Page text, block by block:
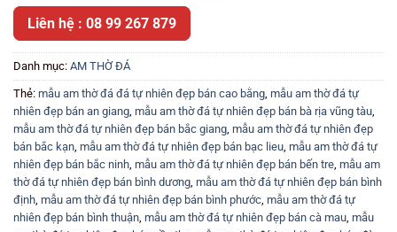
Liên hệ : 08 99 267 879
Danh mục: AM THỜ ĐÁ
Thẻ: mẫu am thờ đá đá tự nhiên đẹp bán cao bằng, mẫu am thờ đá tự
nhiên đẹp bán an giang, mẫu am thờ đá tự nhiên đẹp bán bà rịa vũng tàu,
mẫu am thờ đá tự nhiên đẹp bán bắc giang, mẫu am thờ đá tự nhiên đẹp
bán bắc kạn, mẫu am thờ đá tự nhiên đẹp bán bạc lieu, mẫu am thờ đá tự
nhiên đẹp bán bắc ninh, mẫu am thờ đá tự nhiên đẹp bán bến tre, mẫu am
thờ đá tự nhiên đẹp bán bình dương, mẫu am thờ đá tự nhiên đẹp bán bình
định, mẫu am thờ đá tự nhiên đẹp bán bình phước, mẫu am thờ đá tự
nhiên đẹp bán bình thuận, mẫu am thờ đá tự nhiên đẹp bán cà mau, mẫu